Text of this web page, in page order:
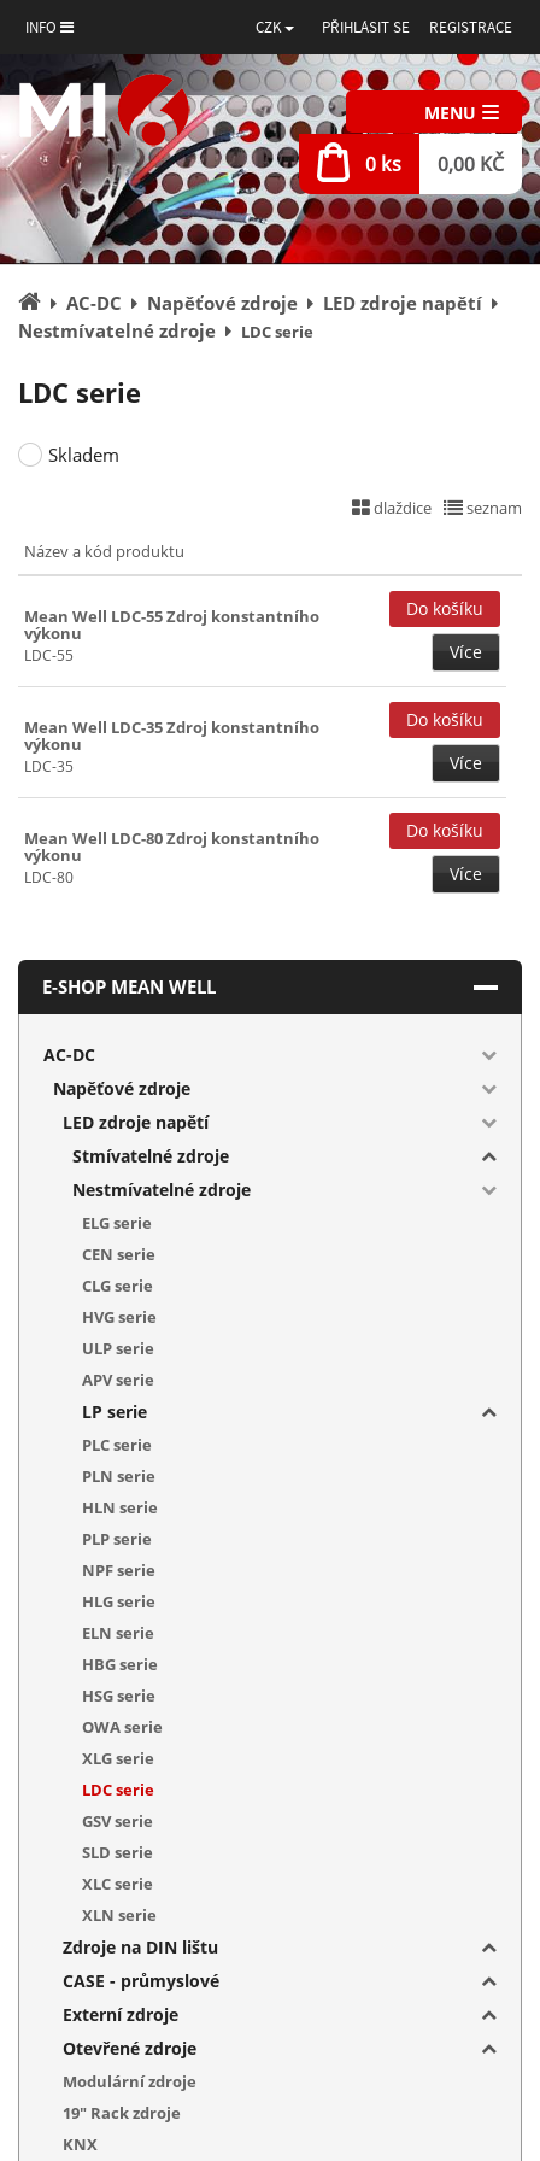
INFO CZK PŘIHLÁSIT SE REGISTRACE
MENU
0 ks 0,00 KČ
Úvodní
stránka
AC-DC Napěťové zdroje
LED zdroje napětí
Nestmívatelné zdroje
LDC serie
LDC serie
Skladem
dlaždice seznam
Název a kód produktu
Mean Well LDC-55 Zdroj konstantního
výkonu
LDC-55 Více
Mean Well LDC-35 Zdroj konstantního
výkonu
LDC-35 Více
Mean Well LDC-80 Zdroj konstantního
výkonu
LDC-80 Více
E-SHOP MEAN WELL
AC-DC
Napěťové zdroje
LED zdroje napětí
Stmívatelné zdroje
Nestmívatelné zdroje
ELG serie
CEN serie
CLG serie
HVG serie
ULP serie
APV serie
LP serie
PLC serie
PLN serie
HLN serie
PLP serie
NPF serie
HLG serie
ELN serie
HBG serie
HSG serie
OWA serie
XLG serie
LDC serie
GSV serie
SLD serie
XLC serie
XLN serie
Zdroje na DIN lištu
CASE - průmyslové
Externí zdroje
Otevřené zdroje
Modulární zdroje
19" Rack zdroje
KNX